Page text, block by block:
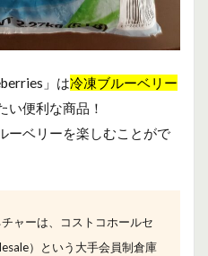
」は冷凍ブルーベリー
い便利な商品！
ーベリーを楽しむことがで
ャーは、コストコホールセ
）という大手会員制倉庫